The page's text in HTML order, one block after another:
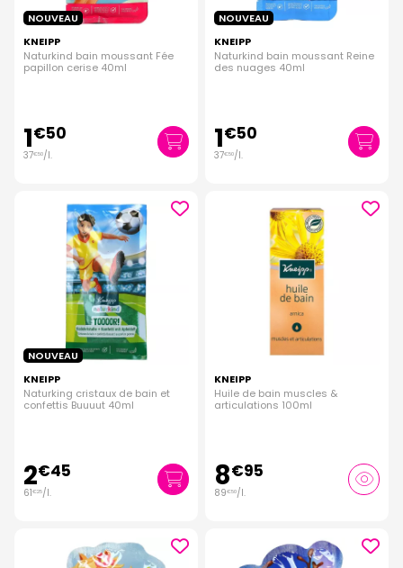
NOUVEAU
KNEIPP
Naturkind bain moussant Fée
papillon cerise 40ml
1€50
37€50/l.
NOUVEAU
KNEIPP
Naturkind bain moussant Reine
des nuages 40ml
1€50
37€50/l.
NOUVEAU
KNEIPP
Naturking cristaux de bain et
confettis Buuuut 40ml
2€45
61€25/l.
KNEIPP
Huile de bain muscles &
articulations 100ml
8€95
89€50/l.